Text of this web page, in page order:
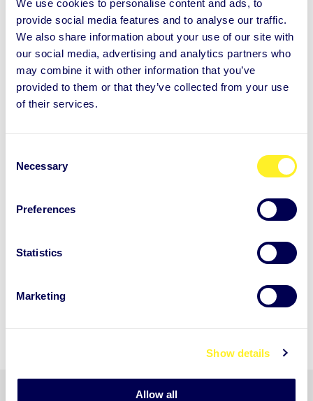
We use cookies to personalise content and ads, to
provide social media features and to analyse our traffic.
We also share information about your use of our site with
our social media, advertising and analytics partners who
may combine it with other information that you’ve
provided to them or that they’ve collected from your use
of their services.
Necessary
Preferences
Statistics
Marketing
Show details
Allow all
97%
empfehlen Auntie weiter